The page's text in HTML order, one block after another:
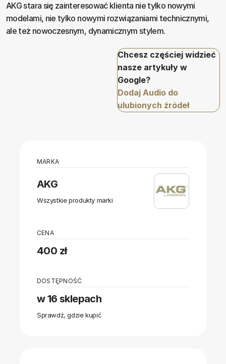
AKG stara się zainteresować klienta nie tylko nowymi
modelami, nie tylko nowymi rozwiązaniami technicznymi,
ale też nowoczesnym, dynamicznym stylem.
Chcesz częściej widzieć
nasze artykuły w
Google?
Dodaj Audio do
ulubionych źródeł
MARKA
AKG
Wszystkie produkty marki
CENA
400 zł
DOSTĘPNOŚĆ
w 16 sklepach
Sprawdź, gdzie kupić